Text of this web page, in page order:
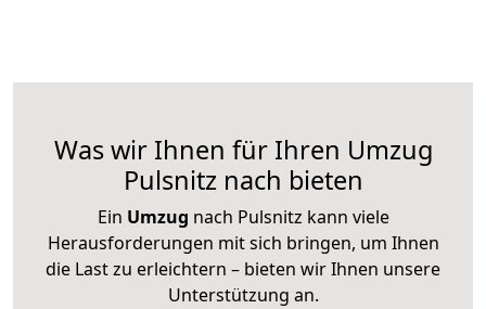
Was wir Ihnen für Ihren Umzug
Pulsnitz nach bieten
Ein Umzug nach Pulsnitz kann viele
Herausforderungen mit sich bringen, um Ihnen
die Last zu erleichtern – bieten wir Ihnen unsere
Unterstützung an.